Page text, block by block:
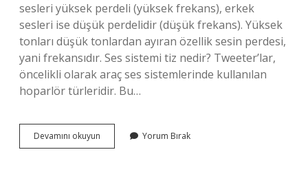
sesleri yüksek perdeli (yüksek frekans), erkek
sesleri ise düşük perdelidir (düşük frekans). Yüksek
tonları düşük tonlardan ayıran özellik sesin perdesi,
yani frekansıdır. Ses sistemi tiz nedir? Tweeter’lar,
öncelikli olarak araç ses sistemlerinde kullanılan
hoparlör türleridir. Bu…
Devamını okuyun
Bir
Yorum Bırak